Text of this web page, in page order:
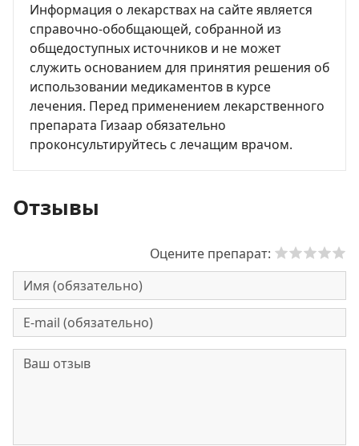
Информация о лекарствах на сайте является
справочно-обобщающей, собранной из
общедоступных источников и не может
служить основанием для принятия решения об
использовании медикаментов в курсе
лечения. Перед применением лекарственного
препарата Гизаар обязательно
проконсультируйтесь с лечащим врачом.
Отзывы
Оцените препарат: